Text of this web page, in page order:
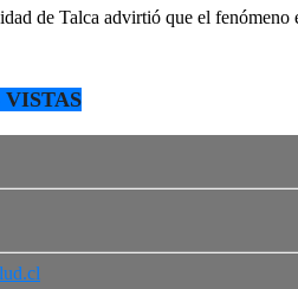
de Talca advirtió que el